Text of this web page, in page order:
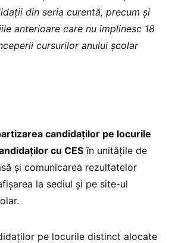
din seria curentă, precum și
anterioare care nu împlinesc 18
cursurilor anului școlar
candidaților pe locurile
cu CES în unitățile de
și comunicarea rezultatelor
la sediul și pe site-ul
pe locurile distinct alocate